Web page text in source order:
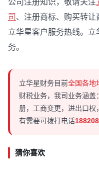
公司注册知识，敬请关注
司 、注册商标、购买转
立华星客户服务热线。
务。
立华星财务目前全国各地
财税业务，我司业务涵
册，工商变更，进出口权
有需要可拨打电话
猜你喜欢